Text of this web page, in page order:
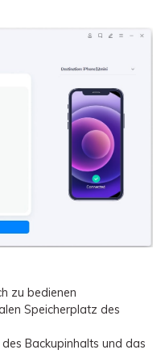
zu bedienen
Speicherplatz des
Backupinhalts und das